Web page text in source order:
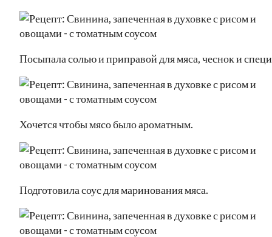
Посыпала солью и приправой для мяса, чеснок и
Хочется чтобы мясо было ароматным.
Подготовила соус для маринования мяса.